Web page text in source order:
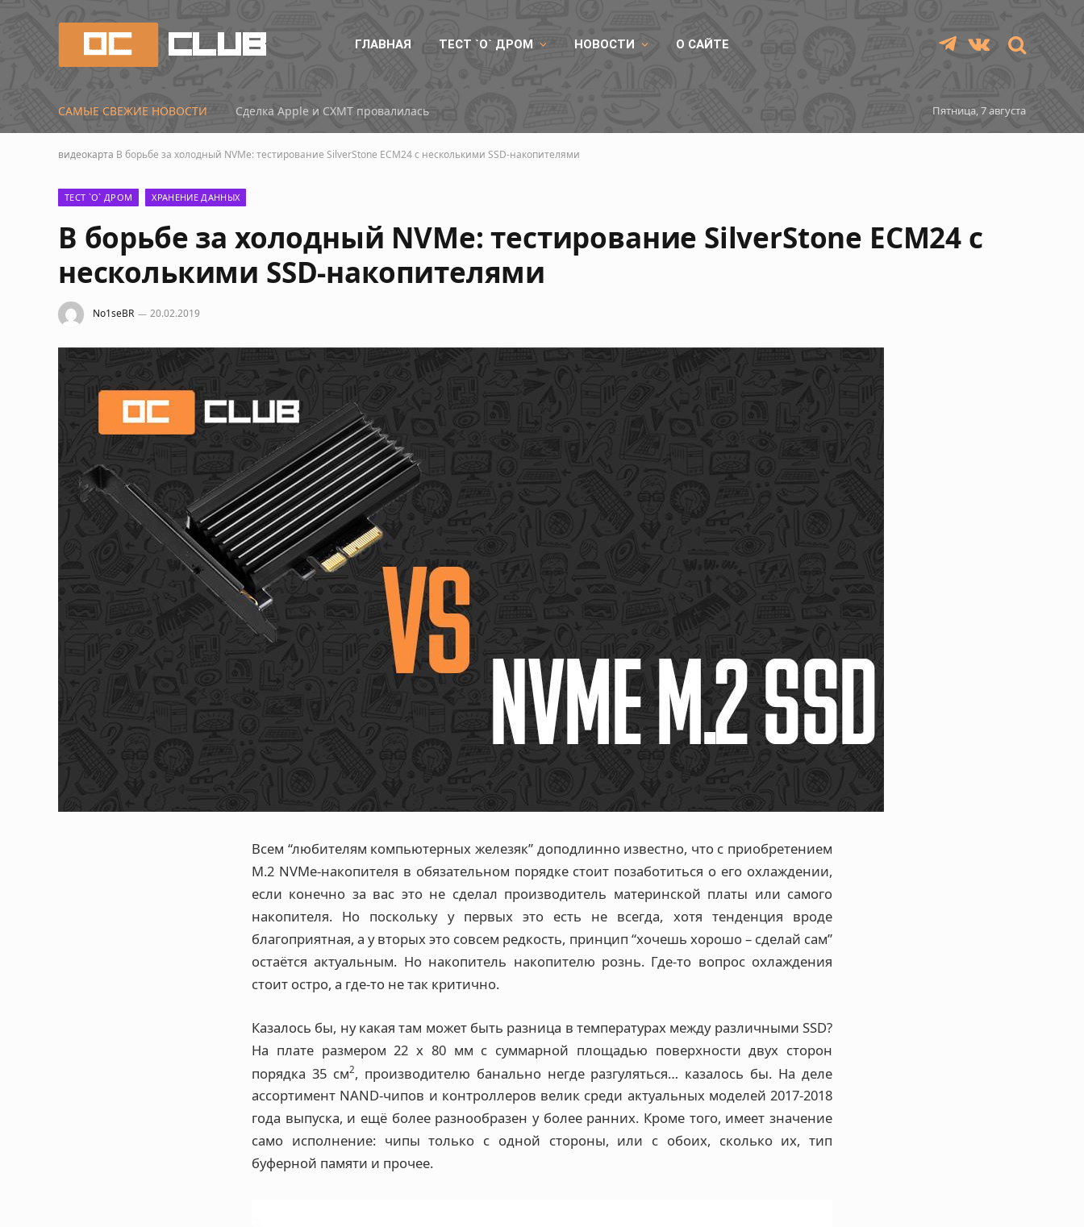
ГЛАВНАЯ ТЕСТ `О` ДРОМ НОВОСТИ О САЙТЕ TelegramVKontakte
САМЫЕ СВЕЖИЕ НОВОСТИ Сделка Apple и CXMT провалилась Пятница, 7 августа
видеокарта В борьбе за холодный NVMe: тестирование SilverStone ECM24 с несколькими SSD-накопителями
ТЕСТ `О` ДРОМ ХРАНЕНИЕ ДАННЫХ
В борьбе за холодный NVMe: тестирование SilverStone ECM24 с
несколькими SSD-накопителями
No1seBR 20.02.2019
Всем “любителям компьютерных железяк” доподлинно известно, что с приобретением
M.2 NVMe-накопителя в обязательном порядке стоит позаботиться о его охлаждении,
если конечно за вас это не сделал производитель материнской платы или самого
накопителя. Но поскольку у первых это есть не всегда, хотя тенденция вроде
благоприятная, а у вторых это совсем редкость, принцип “хочешь хорошо – сделай сам”
остаётся актуальным. Но накопитель накопителю рознь. Где-то вопрос охлаждения
стоит остро, а где-то не так критично.
Казалось бы, ну какая там может быть разница в температурах между различными SSD?
На плате размером 22 х 80 мм с суммарной площадью поверхности двух сторон
порядка 35 см2, производителю банально негде разгуляться… казалось бы. На деле
ассортимент NAND-чипов и контроллеров велик среди актуальных моделей 2017-2018
года выпуска, и ещё более разнообразен у более ранних. Кроме того, имеет значение
само исполнение: чипы только с одной стороны, или с обоих, сколько их, тип
буферной памяти и прочее.